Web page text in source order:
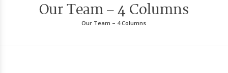
Our Team – 4 Columns
Our Team – 4 Columns